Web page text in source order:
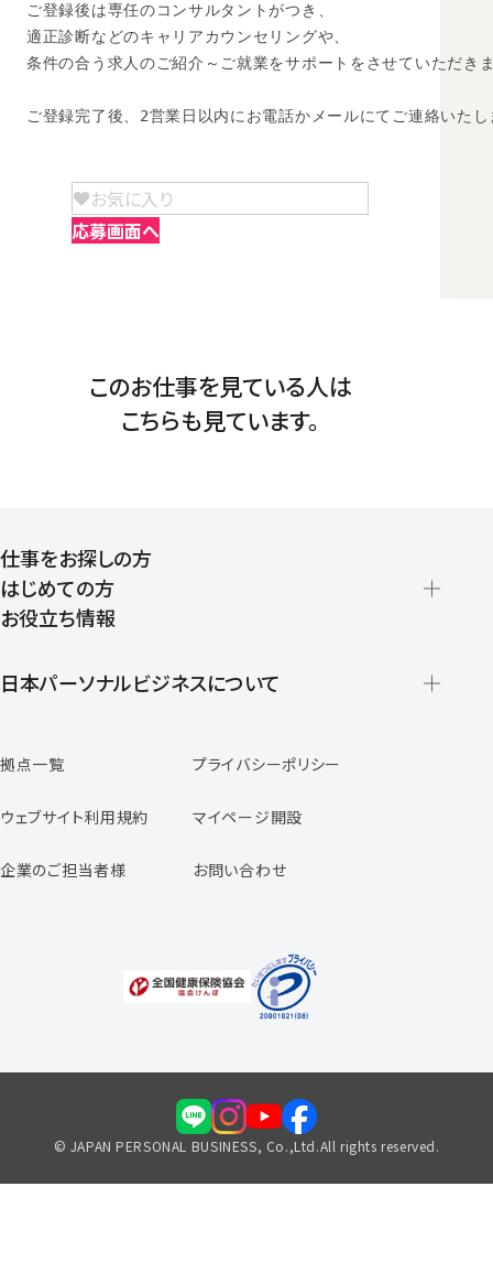
ご登録後は専任のコンサルタントがつき、
適正診断などのキャリアカウンセリングや、
条件の合う求人のご紹介～ご就業をサポートをさせていただき
ご登録完了後、2営業日以内にお電話かメールにてご連絡いたし
お気に入り
応募画面へ
このお仕事を見ている人は
こちらも見ています。
仕事をお探しの方
はじめての方
登録から就業開始までの流れ
お役立ち情報
日本パーソナルビジネスについて
スタッフの声
専任コンサルタントの声
福利厚生のご案内
拠点一覧 プライバシーポリシー
ウェブサイト利用規約 マイページ開設
企業のご担当者様 お問い合わせ
© JAPAN PERSONAL BUSINESS, Co.,Ltd.All rights reserved.